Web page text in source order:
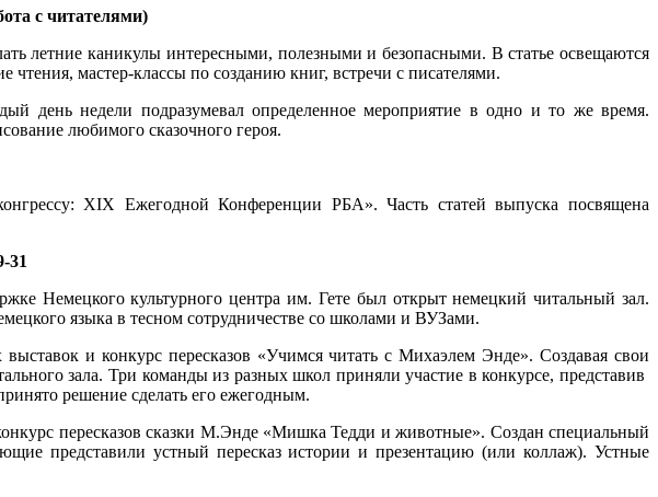
с читателями)
летние каникулы интересными, полезными и безопасными. В статье освещаются
мастер-классы по созданию книг, встречи с писателями.
день недели подразумевал определенное мероприятие в одно и то же время.
любимого сказочного героя.
XIX Ежегодной Конференции РБА». Часть статей выпуска посвящена
31
Немецкого культурного центра им. Гете был открыт немецкий читальный зал.
языка в тесном сотрудничестве со школами и ВУЗами.
и конкурс пересказов «Учимся читать с Михаэлем Энде». Создавая свои
зала. Три команды из разных школ приняли участие в конкурсе, представив
решение сделать его ежегодным.
пересказов сказки М.Энде «Мишка Тедди и животные». Создан специальный
представили устный пересказ истории и презентацию (или коллаж). Устные